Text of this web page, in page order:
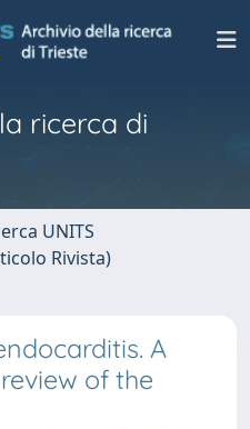
ricerca di
UNITS
Rivista)
A
of the